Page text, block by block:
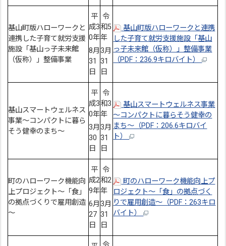
基山町版ハローワークと
連携した子育て就労支援
施設「基山っ子未来館
（仮称）」整備事業
平
成3
0年
8月
31
日
令
和5
年
3月
31
日
基山町版ハローワークと連携
した子育て就労支援施設「基山
っ子未来館（仮称）」整備事業
（PDF：236.9キロバイト）
基山スマートウェルネス
事業～コンパクトに暮ら
そう健幸のまち～
平
成3
0年
3月
30
日
令
和3
年
3月
31
日
基山スマートウェルネス事業
～コンパクトに暮らそう健幸の
まち～（PDF：206.6キロバイ
ト）
町のハローワーク機能向
上プロジェクト～「食」
の拠点づくりで雇用創造
～
平
成2
9年
6月
27
日
令
和2
年
3月
31
日
町のハローワーク機能向上プ
ロジェクト～「食」の拠点づく
りで雇用創造～（PDF：263キロ
バイト）